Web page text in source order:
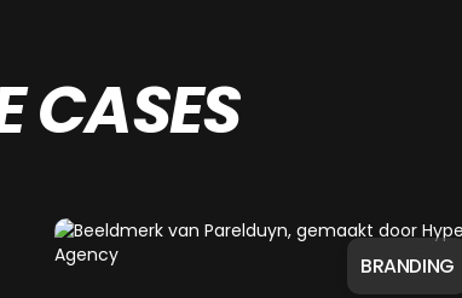
CASES
BRANDING